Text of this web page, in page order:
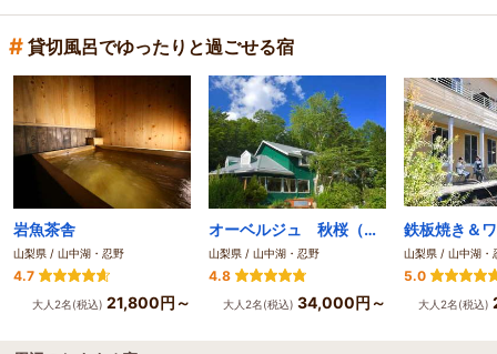
# 貸切風呂でゆったりと過ごせる宿
岩魚茶舎
山梨県 / 山中湖・忍野
4.7
大人2名(税込) 21,800円～
オーベルジュ 秋桜（こすもす）
山梨県 / 山中湖・忍野
4.8
大人2名(税込) 34,000円～
山梨県 / 山中湖・
5.0
大人2名(税込)